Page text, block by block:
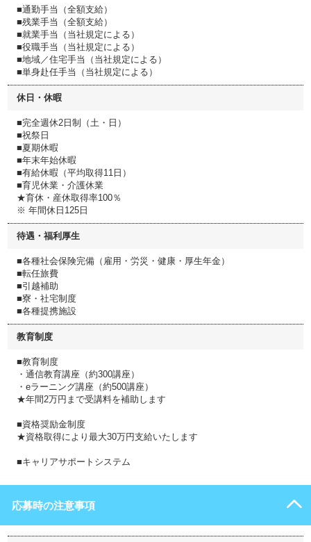
■通勤手当（全額支給）
■残業手当（全額支給）
■就業手当（当社規定による）
■役職手当（当社規定による）
■地域／住宅手当（当社規定による）
■単身赴任手当（当社規定による）
休日・休暇
■完全週休2日制（土・日）
■祝祭日
■夏期休暇
■年末年始休暇
■有給休暇（平均取得11日）
■育児休業・介護休業
★育休・産休取得率100％
※ 年間休日125日
待遇・福利厚生
■各種社会保険完備（雇用・労災・健康・厚生年金）
■転任旅費
■引越補助
■寮・社宅制度
■各種提携施設
教育制度
■教育制度
・通信教育講座（約300講座）
・eラーニング講座（約500講座）
★年間2万円まで受講料を補助します
■資格奨励金制度
★資格取得により最大30万円支給いたします
■キャリアサポートシステム
応募時の注意事項